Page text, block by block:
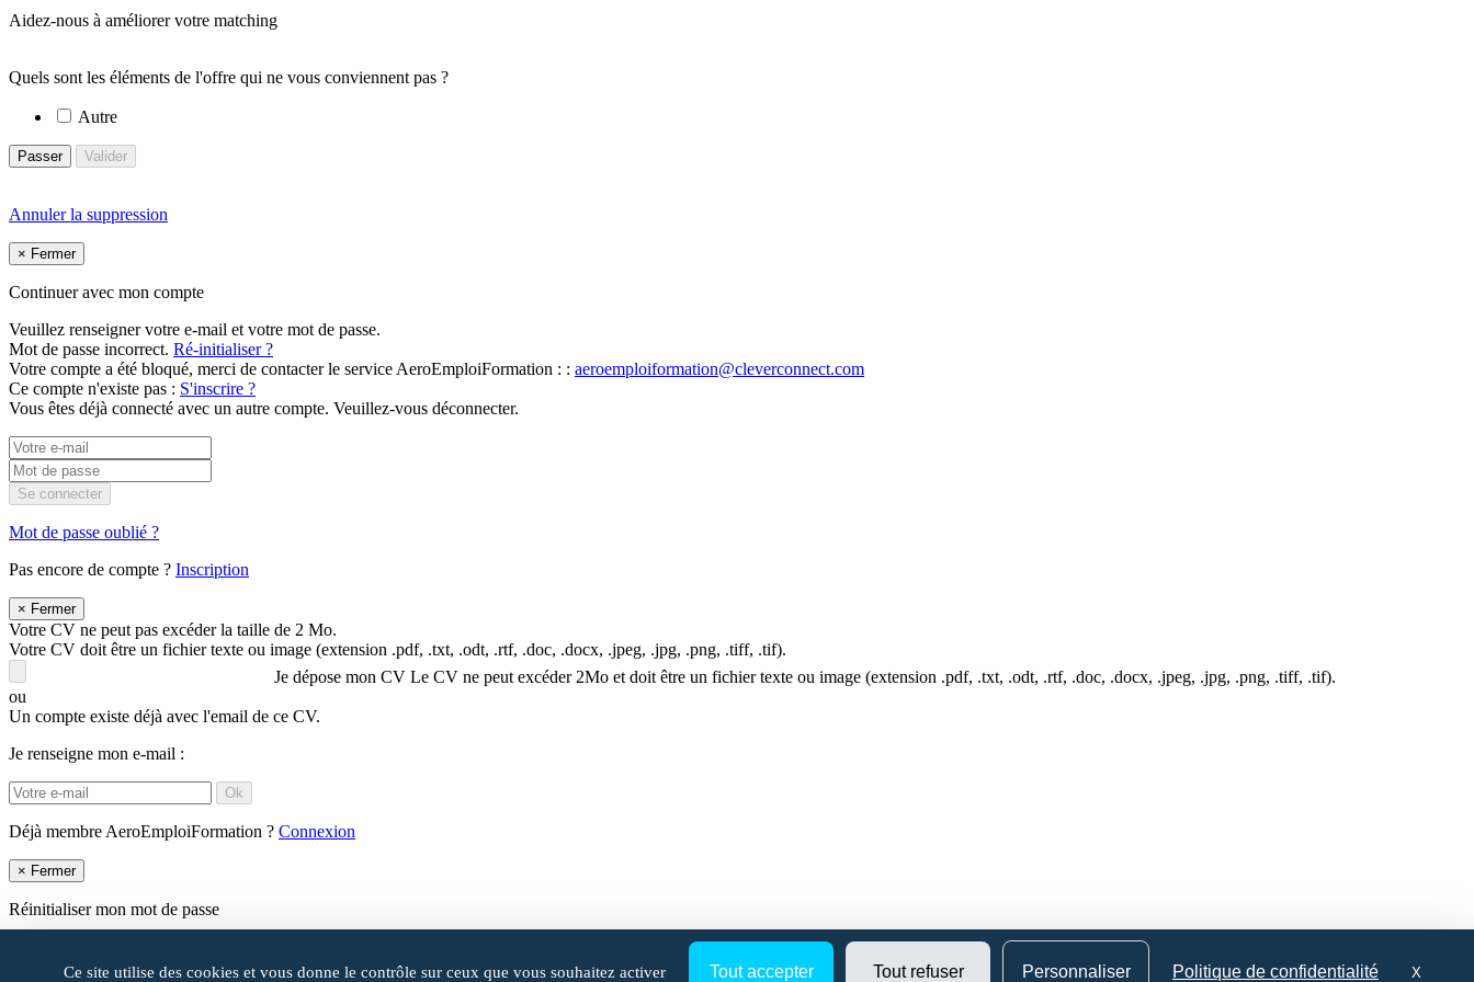
Aidez-nous à améliorer votre matching
Quels sont les éléments de l'offre qui ne vous conviennent pas ?
Autre
Passer Valider
Annuler la suppression
× Fermer
Continuer avec mon compte
Veuillez renseigner votre e-mail et votre mot de passe.
Mot de passe incorrect. Ré-initialiser ?
Votre compte a été bloqué, merci de contacter le service AeroEmploiFormation : : aeroemploiformation@cleverconnect.com
Ce compte n'existe pas : S'inscrire ?
Vous êtes déjà connecté avec un autre compte. Veuillez-vous déconnecter.
Se connecter
Mot de passe oublié ?
Pas encore de compte ? Inscription
× Fermer
Votre CV ne peut pas excéder la taille de 2 Mo.
Votre CV doit être un fichier texte ou image (extension .pdf, .txt, .odt, .rtf, .doc, .docx, .jpeg, .jpg, .png, .tiff, .tif).
Je dépose mon CV Le CV ne peut excéder 2Mo et doit être un fichier texte ou image (extension .pdf, .txt, .odt, .rtf, .doc, .docx, .jpeg, .jpg, .png, .tiff, .tif).
ou
Un compte existe déjà avec l'email de ce CV.
Je renseigne mon e-mail :
Ok
Déjà membre AeroEmploiFormation ? Connexion
× Fermer
Réinitialiser mon mot de passe
Ce site utilise des cookies et vous donne le contrôle sur ceux que vous souhaitez activer Tout accepter Tout refuser Personnaliser Politique de confidentialité X